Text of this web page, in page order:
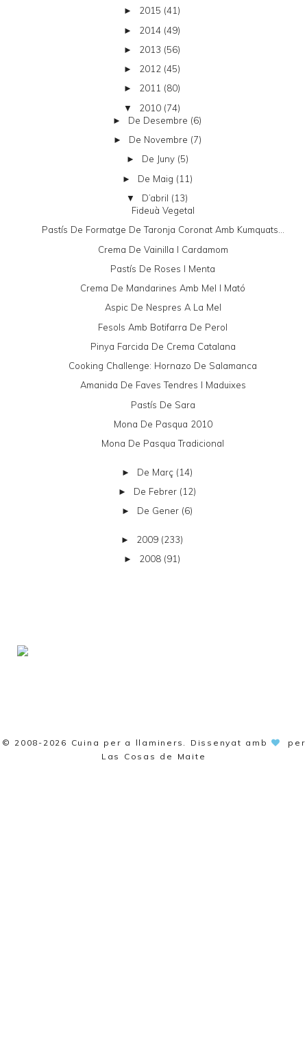
► 2015 (41)
► 2014 (49)
► 2013 (56)
► 2012 (45)
► 2011 (80)
▼ 2010 (74)
► De Desembre (6)
► De Novembre (7)
► De Juny (5)
► De Maig (11)
▼ D’abril (13)
Fideuà Vegetal
Pastís De Formatge De Taronja Coronat Amb Kumquats...
Crema De Vainilla I Cardamom
Pastís De Roses I Menta
Crema De Mandarines Amb Mel I Mató
Aspic De Nespres A La Mel
Fesols Amb Botifarra De Perol
Pinya Farcida De Crema Catalana
Cooking Challenge: Hornazo De Salamanca
Amanida De Faves Tendres I Maduixes
Pastís De Sara
Mona De Pasqua 2010
Mona De Pasqua Tradicional
► De Març (14)
► De Febrer (12)
► De Gener (6)
► 2009 (233)
► 2008 (91)
© 2008-2026 Cuina per a llaminers . Dissenyat amb
per
Las Cosas de Maite